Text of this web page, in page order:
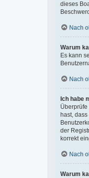
dieses
Nach
Warum
Es kann
Nach
Ich habe
hast,
der
korrekt
Nach
Warum